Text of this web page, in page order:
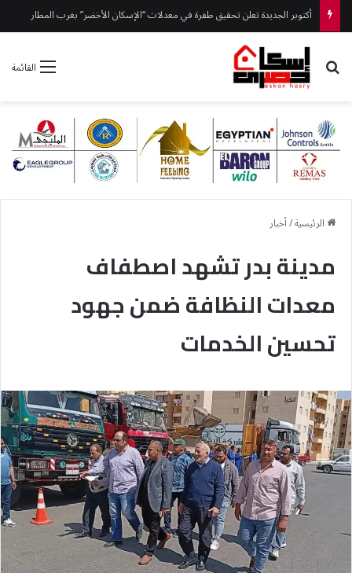
القائمة بحث عن
الرئيسية/أخبار
مدينة بدر تشهد اصطفاف
معدات النظافة ضمن جهود
تحسين الخدمات